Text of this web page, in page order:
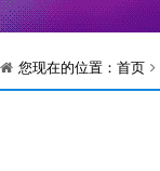
您现在的位置： 首页